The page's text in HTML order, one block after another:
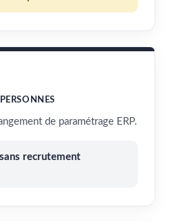
de paramétrage ERP.
recrutement